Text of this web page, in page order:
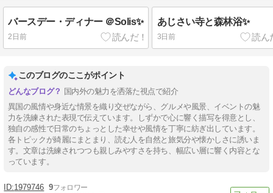
バースデー・ディナー ＠Solis✨
2日前
あじさい寺と森林浴✨
3日前
このブログのここがポイント
国内外の魅力を洒落た視点で紹介
異国の風情や身近な情景を織り交ぜながら、グルメや風景、イベントの魅
力を洗練された表現で伝えています。しずかで心に響く描写を得意とし、
独自の感性で日常のちょっとした幸せや風情を丁寧に紡ぎ出しています。
各トピックが綺麗にまとまり、読む人を自然と旅気分や懐かしさに誘いま
す。文章は洗練されつつも親しみやすさを持ち、幅広い層に響く内容とな
っています。
1979746 9